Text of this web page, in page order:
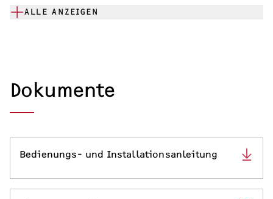
Lüftungsanlagen
SERVICE
Serviceleistungen
ALLE ANZEIGEN
Dokumente
Bedienungs- und Installationsanleitung